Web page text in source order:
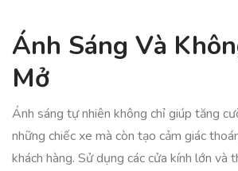
Ánh Sáng Và
Mở
Ánh sáng tự nhiên không chỉ giúp tăng
những chiếc xe mà còn tạo cảm giác
khách hàng. Sử dụng các cửa kính lớn và